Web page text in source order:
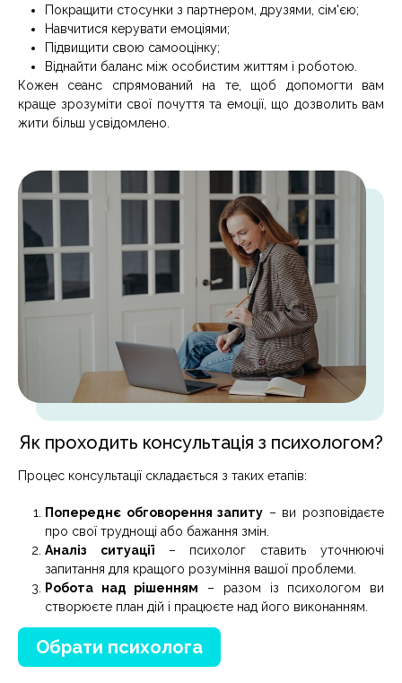
Покращити стосунки з партнером, друзями, сім'єю;
Навчитися керувати емоціями;
Підвищити свою самооцінку;
Віднайти баланс між особистим життям і роботою.
Кожен сеанс спрямований на те, щоб допомогти вам
краще зрозуміти свої почуття та емоції, що дозволить вам
жити більш усвідомлено.
Як проходить консультація з психологом?
Процес консультації складається з таких етапів:
Попереднє обговорення запиту – ви розповідаєте
про свої труднощі або бажання змін.
Аналіз ситуації– психолог ставить уточнюючі
запитання для кращого розуміння вашої проблеми.
Робота над рішенням – разом із психологом ви
створюєте план дій і працюєте над його виконанням.
Обрати психолога